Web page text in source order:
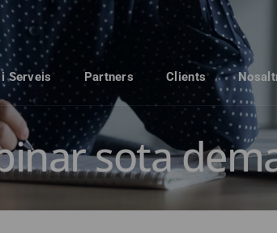
Serveis Partners Clients
sota